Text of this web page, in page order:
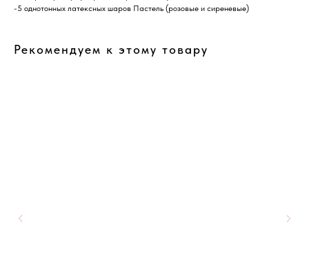
-5 однотонных латексных шаров Пастель (розовые и сиреневые)
Рекомендуем к этому товару